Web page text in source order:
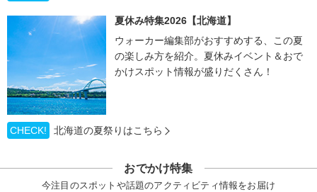
夏休み特集2026【北海道】
ウォーカー編集部がおすすめする、この夏
の楽しみ方を紹介。夏休みイベント＆おで
かけスポット情報が盛りだくさん！
CHECK! 北海道の夏祭りはこちら
おでかけ特集
今注目のスポットや話題のアクティビティ情報をお届け